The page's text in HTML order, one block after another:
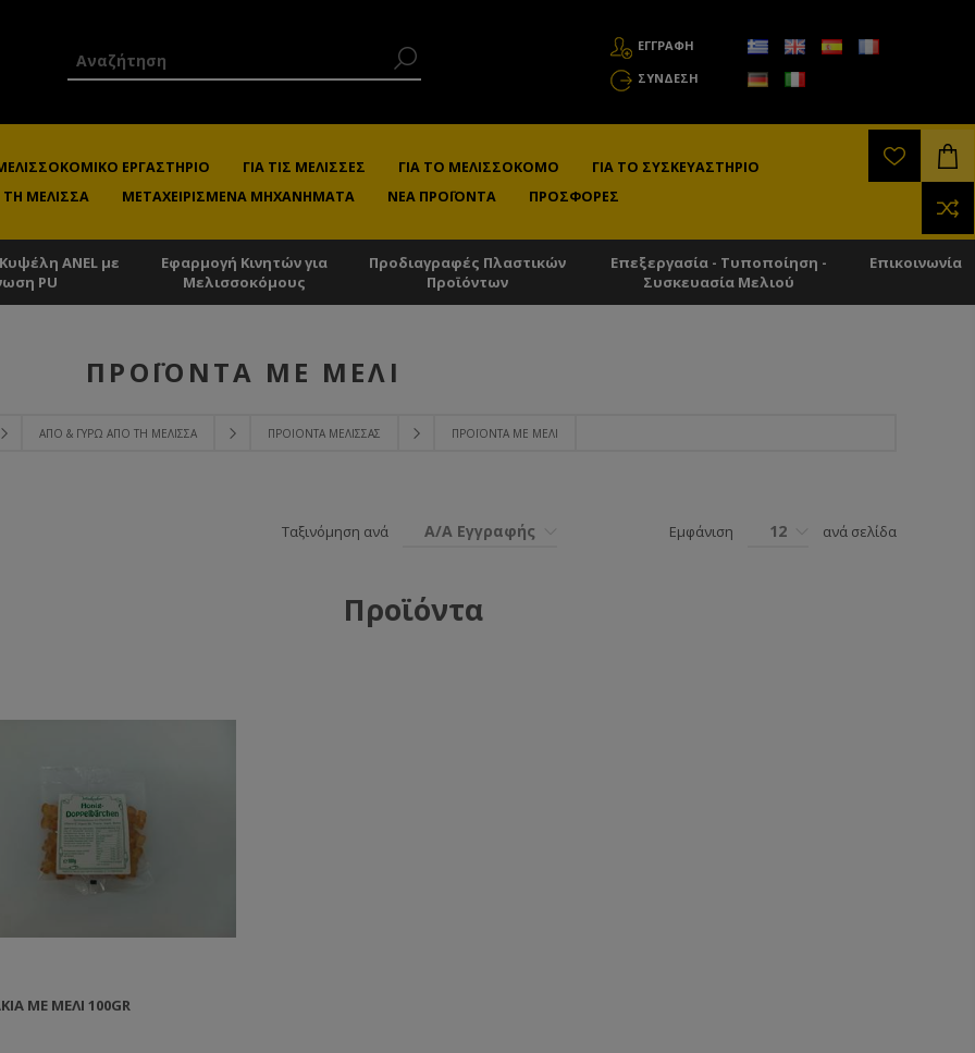
ΕΓΓΡΑΦΗ
ΣΎΝΔΕΣΗ
ΕΡΓΑΣΤΉΡΙΟ ΓΙΑ ΤΙΣ ΜΈΛΙΣΣΕΣ ΓΙΑ ΤΟ ΜΕΛΙΣΣΟΚΌΜΟ
ΓΙΑ ΤΟ ΣΥΣΚΕΥΑΣΤΉΡΙΟ
ΜΈΛΙΣΣΑ
ΜΕΤΑΧΕΙΡΙΣΜΈΝΑ ΜΗΧΑΝΉΜΑΤΑ ΝΈΑ ΠΡΟΪΌΝΤΑ ΠΡΟΣΦΟΡΈΣ
ANEL με
PU
Εφαρμογή Κινητών για
Μελισσοκόμους
Προδιαγραφές Πλαστικών
Προϊόντων
Επεξεργασία - Τυποποίηση -
Συσκευασία Μελιού
Επικοινωνία
ΑΠΌ & ΓΎΡΩ ΑΠΌ ΤΗ ΜΈΛΙΣΣΑ ΠΡΟΙΌΝΤΑ ΜΈΛΙΣΣΑΣ ΠΡΟΪΌΝΤΑ ΜΕ ΜΈΛΙ
ΠΡΟΪΌΝΤΑ ΜΕ ΜΈΛΙ
Ταξινόμηση ανά Α/Α Εγγραφής Εμφάνιση 12 ανά σελίδα
Προϊόντα
ΜΕ ΜΈΛΙ 100GR